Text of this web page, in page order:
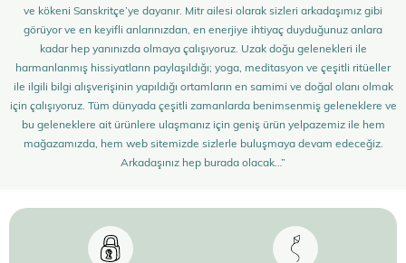
ve kökeni Sanskritçe’ye dayanır. Mitr ailesi olarak sizleri arkadaşımız gibi
görüyor ve en keyifli anlarınızdan, en enerjiye ihtiyaç duyduğunuz anlara
kadar hep yanınızda olmaya çalışıyoruz. Uzak doğu gelenekleri ile
harmanlanmış hissiyatların paylaşıldığı; yoga, meditasyon ve çeşitli ritüeller
ile ilgili bilgi alışverişinin yapıldığı ortamların en samimi ve doğal olanı olmak
için çalışıyoruz. Tüm dünyada çeşitli zamanlarda benimsenmiş geleneklere ve
bu geleneklere ait ürünlere ulaşmanız için geniş ürün yelpazemiz ile hem
mağazamızda, hem web sitemizde sizlerle buluşmaya devam edeceğiz.
Arkadaşınız hep burada olacak…”